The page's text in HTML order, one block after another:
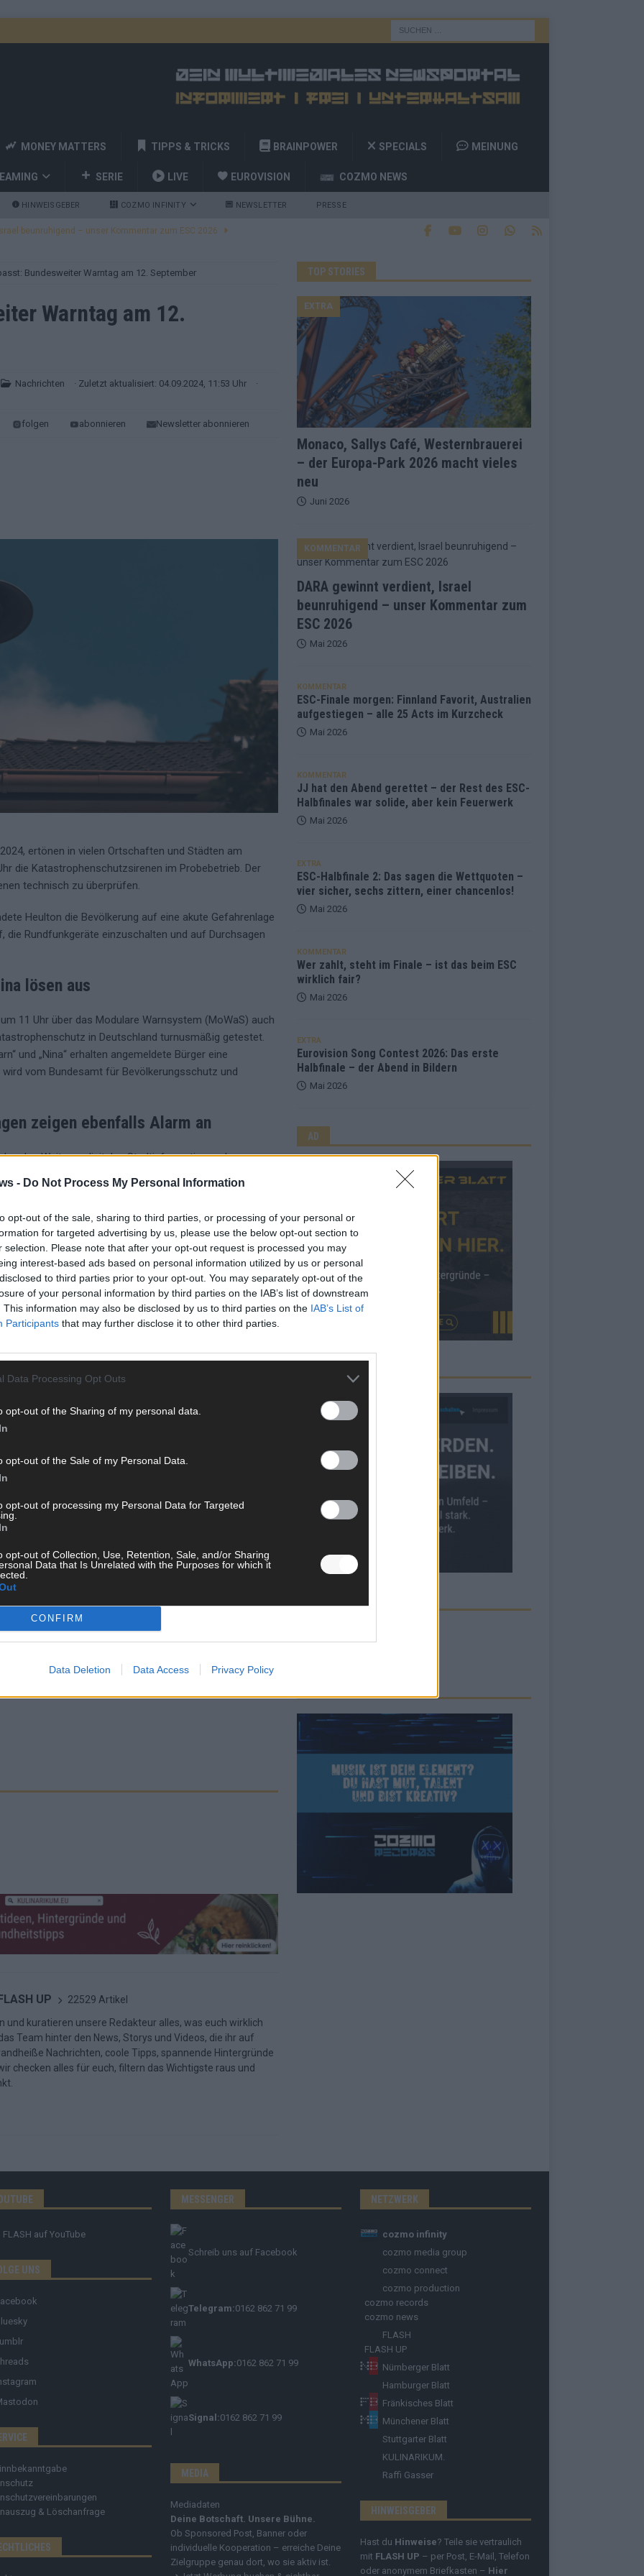
- Do Not Process My Personal Information
opt-out of the sale, sharing to third parties, or processing of your personal or
for targeted advertising by us, please use the below opt-out section to
selection. Please note that after your opt-out request is processed you may
interest-based ads based on personal information utilized by us or personal
to third parties prior to your opt-out. You may separately opt-out of the
of your personal information by third parties on the IAB’s list of downstream
This information may also be disclosed by us to third parties on the IAB’s List of
Participants that may further disclose it to other third parties.
Data Processing Opt Outs
opt-out of the Sharing of my personal data.
opt-out of the Sale of my Personal Data.
opt-out of processing my Personal Data for Targeted
opt-out of Collection, Use, Retention, Sale, and/or Sharing
Data that Is Unrelated with the Purposes for which it
CONFIRM
Data Deletion Data Access Privacy Policy
MONEY MATTERS TIPPS & TRICKS BRAINPOWER SPECIALS MEINUNG
SERIE LIVE EUROVISION COZMO NEWS
HINWEISGEBER COZMO INFINITY NEWSLETTER PRESSE
Bulgarien jubelt, Israel sorgt für Diskussionen, Deutschland geht
und Billy Joel – das ESC-Finale wird eine Party
Startreihenfolge steht, Deutschland singt als Zweites!
beunruhigend – unser Kommentar zum ESC 2026
Bundesweiter Warntag am 12. September
Warntag am 12.
Nachrichten · Zuletzt aktualisiert: 04.09.2024, 11:53 Uhr ·
folgen abonnieren Newsletter abonnieren
ertönen in vielen Ortschaften und Städten am
die Katastrophenschutzsirenen im Probebetrieb. Der
technisch zu überprüfen.
Heulton die Bevölkerung auf eine akute Gefahrenlage
die Rundfunkgeräte einzuschalten und auf Durchsagen
lösen aus
11 Uhr über das Modulare Warnsystem (MoWaS) auch
in Deutschland turnusmäßig getestet.
und „Nina“ erhalten angemeldete Bürger eine
vom Bundesamt für Bevölkerungsschutz und
zeigen ebenfalls Alarm an
des Weiteren digitalen Stadtinformationsanlagen
und entsprechende Testmeldungen anzeigen.
eine Warn-SMS auf ihr jeweiliges Endgerät,
ist. Zu beachten ist, dass auf den Geräten der Empfang
in den Einstellungen manuell einzuschalten ist.
UP 22529 Artikel
und kuratieren unsere Redakteur alles, was euch wirklich
Team hinter den News, Storys und Videos, die ihr auf
Nachrichten, coole Tipps, spannende Hintergründe
checken alles für euch, filtern das Wichtigste raus und
TOP STORIES
Monaco, Sallys Café, Westernbrauerei
– der Europa-Park 2026 macht vieles
neu
EXTRA
Juni 2026
DARA gewinnt verdient, Israel
beunruhigend – unser Kommentar zum
ESC 2026
KOMMENTAR
Mai 2026
KOMMENTAR
ESC-Finale morgen: Finnland Favorit, Australien
aufgestiegen – alle 25 Acts im Kurzcheck
Mai 2026
KOMMENTAR
JJ hat den Abend gerettet – der Rest des ESC-
Halbfinales war solide, aber kein Feuerwerk
Mai 2026
EXTRA
ESC-Halbfinale 2: Das sagen die Wettquoten –
vier sicher, sechs zittern, einer chancenlos!
Mai 2026
KOMMENTAR
Wer zahlt, steht im Finale – ist das beim ESC
wirklich fair?
Mai 2026
EXTRA
Eurovision Song Contest 2026: Das erste
Halbfinale – der Abend in Bildern
Mai 2026
AD
FLASH auf YouTube
UNS
& Löschanfrage
MESSENGER
Schreib uns auf Facebook
Telegram:0162 862 71 99
WhatsApp:0162 862 71 99
Signal:0162 862 71 99
MEDIA
Mediadaten
Deine Botschaft. Unsere Bühne.
Ob Sponsored Post, Banner oder
individuelle Kooperation – erreiche Deine
Zielgruppe genau dort, wo sie aktiv ist.
NETZWERK
cozmo infinity
cozmo media group
cozmo connect
cozmo production
cozmo records
cozmo news
FLASH
FLASH UP
Nürnberger Blatt
Hamburger Blatt
Fränkisches Blatt
Münchener Blatt
Stuttgarter Blatt
KULINARIKUM.
Raffi Gasser
HINWEISGEBER
Hast du Hinweise? Teile sie vertraulich
mit FLASH UP – per Post, E-Mail, Telefon
oder anonymem Briefkasten – Hier